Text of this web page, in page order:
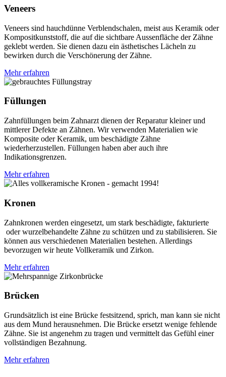
Veneers
Veneers sind hauchdünne Verblendschalen, meist aus Keramik oder
Kompositkunststoff, die auf die sichtbare Aussenfläche der Zähne
geklebt werden. Sie dienen dazu ein ästhetisches Lächeln zu
bewirken durch die Verschönerung der Zähne.
Mehr erfahren
Füllungen
Zahnfüllungen beim Zahnarzt dienen der Reparatur kleiner und
mittlerer Defekte an Zähnen. Wir verwenden Materialien wie
Komposite oder Keramik, um beschädigte Zähne
wiederherzustellen. Füllungen haben aber auch ihre
Indikationsgrenzen.
Mehr erfahren
Kronen
Zahnkronen werden eingesetzt, um stark beschädigte, fakturierte
oder wurzelbehandelte Zähne zu schützen und zu stabilisieren. Sie
können aus verschiedenen Materialien bestehen. Allerdings
bevorzugen wir heute Vollkeramik und Zirkon.
Mehr erfahren
Brücken
Grundsätzlich ist eine Brücke festsitzend, sprich, man kann sie nicht
aus dem Mund herausnehmen. Die Brücke ersetzt wenige fehlende
Zähne. Sie ist angenehm zu tragen und vermittelt das Gefühl einer
vollständigen Bezahnung.
Mehr erfahren